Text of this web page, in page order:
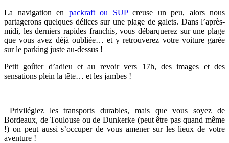
La navigation en packraft ou SUPcreuse un peu, alors nous
partagerons quelques délices sur une plage de galets. Dans l’après-
midi, les derniers rapides franchis, vous débarquerez sur une plage
que vous avez déjà oubliée… et y retrouverez votre voiture garée
sur le parking juste au-dessus !
Petit goûter d’adieu et au revoir vers 17h, des images et des
sensations plein la tête… et les jambes !
Privilégiez les transports durables, mais que vous soyez de
Bordeaux, de Toulouse ou de Dunkerke (peut être pas quand même
!) on peut aussi s’occuper de vous amener sur les lieux de votre
aventure !